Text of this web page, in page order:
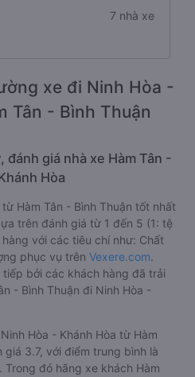
7 nhà xe
xe đi Ninh Hòa -
Tân - Bình Thuận
đánh giá nhà xe Hàm Tân -
Hòa
Hàm Tân - Bình Thuận tốt nhất
trên đánh giá từ 1 đến 5 (1: tệ
với các tiêu chí như: Chất
phục vụ trên Vexere.com.
bởi các khách hàng đã trải
- Bình Thuận đi Ninh Hòa -
Hòa - Khánh Hòa từ Hàm
giá 3.7, với điểm trung bình là
đó hãng xe khách Hàm